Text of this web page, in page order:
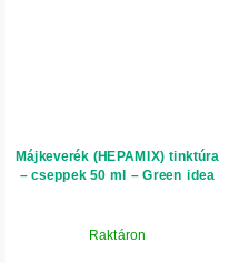
Májkeverék (HEPAMIX) tinktúra
– cseppek 50 ml – Green idea
Raktáron